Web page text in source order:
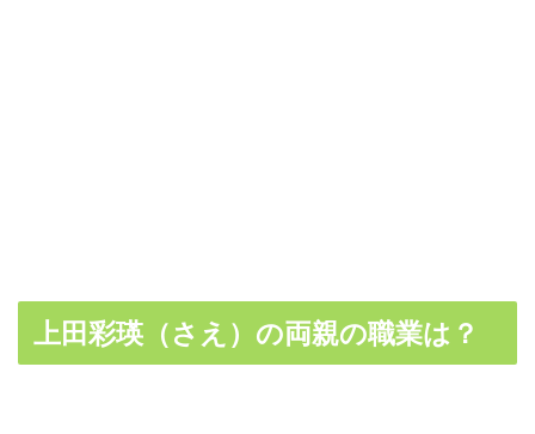
上田彩瑛（さえ）の両親の職業は？